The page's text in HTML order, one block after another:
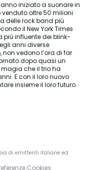
iniziato a suonare in
oltre 50 milioni
delle rock band più
il New York Times
più influente dei blink-
anni diverse
vedono l’ora di far
dopo quasi un
che il trio ha
E con il loro nuovo
insieme il loro futuro.
di emittenti italiane ed
Cookies